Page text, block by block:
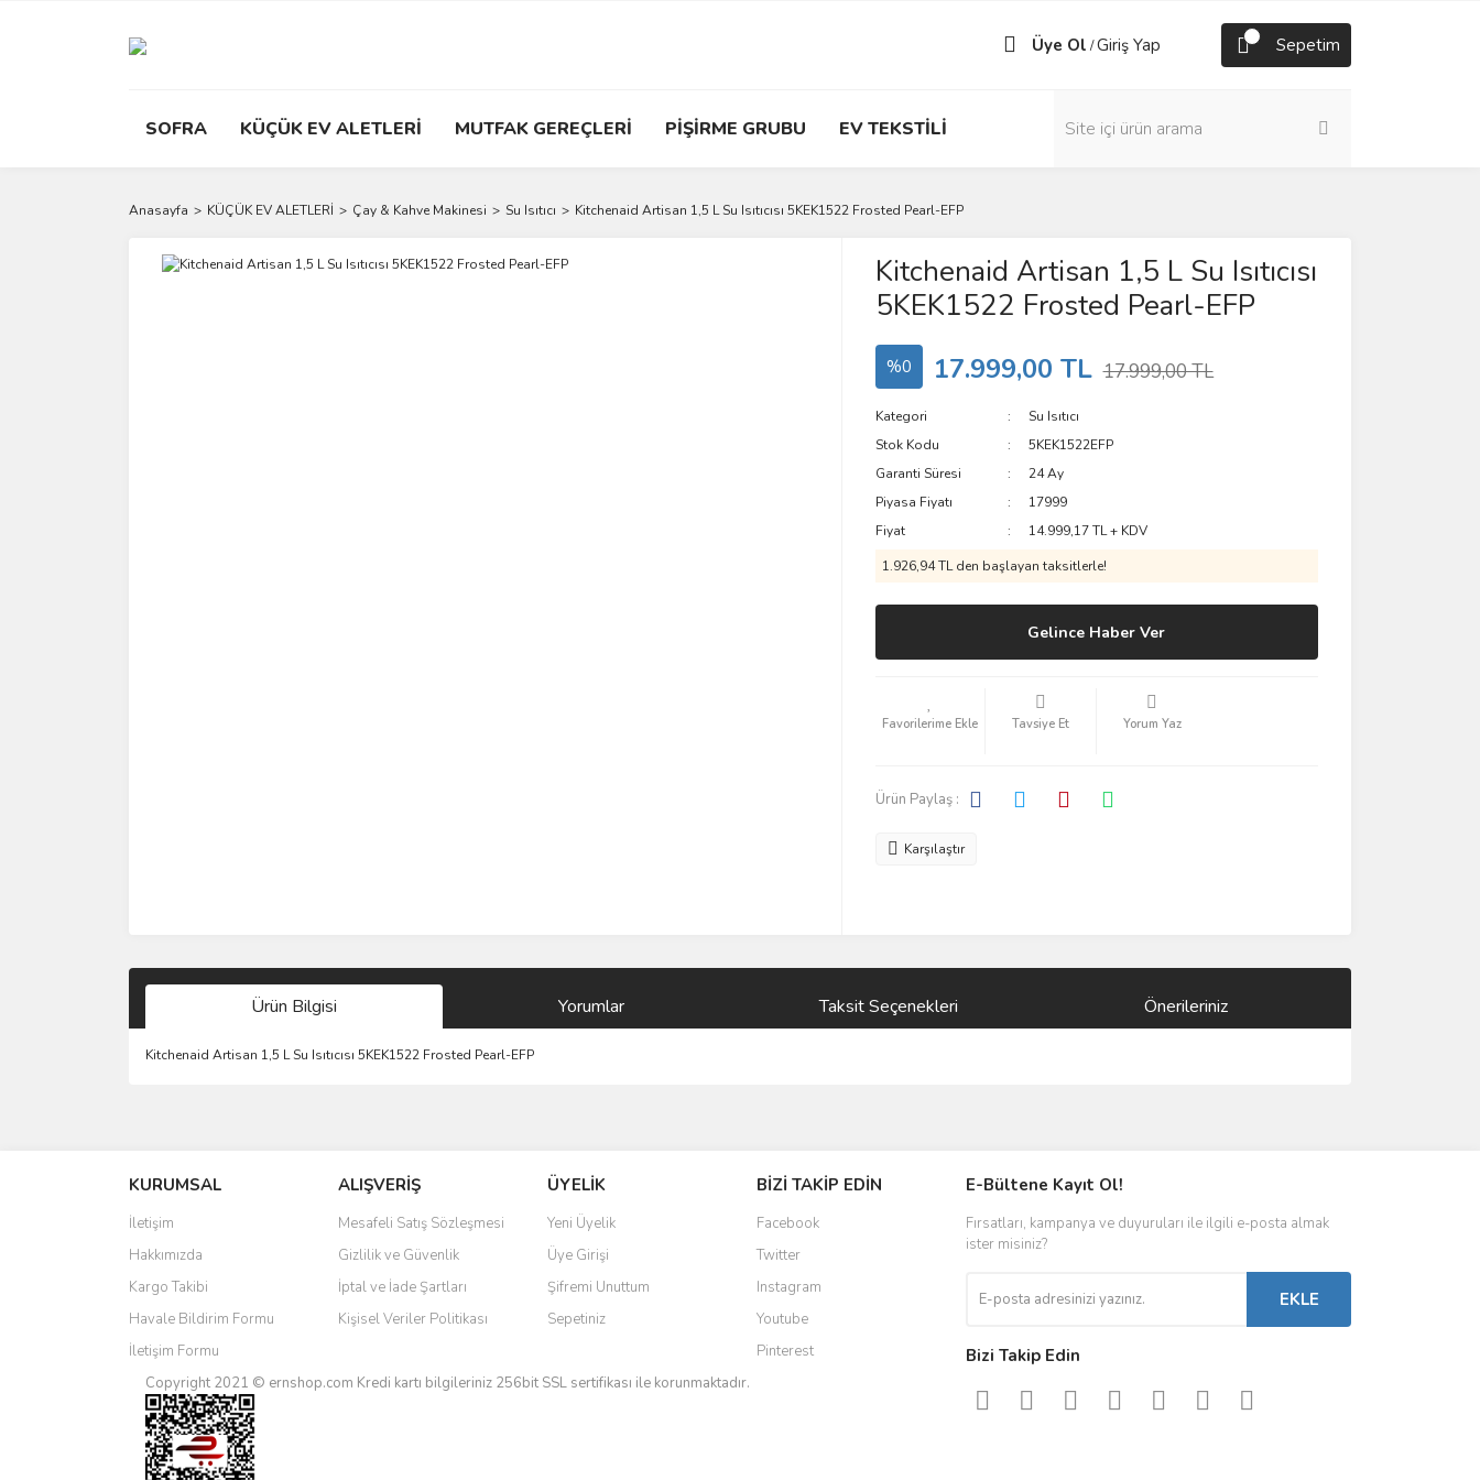
Üye Ol /Giriş Yap Sepetim
SOFRA KÜÇÜK EV ALETLERİ MUTFAK GEREÇLERİ PİŞİRME GRUBU EV TEKSTİLİ
Anasayfa KÜÇÜK EV ALETLERİ Çay & Kahve Makinesi Su Isıtıcı Kitchenaid Artisan 1,5 L Su Isıtıcısı 5KEK1522 Frosted Pearl-EFP
Kitchenaid Artisan 1,5 L Su Isıtıcısı
5KEK1522 Frosted Pearl-EFP
%0 17.999,00 TL 17.999,00 TL
Kategori
Su Isıtıcı
Stok Kodu
5KEK1522EFP
Garanti Süresi
24 Ay
Piyasa Fiyatı
17999
Fiyat
14.999,17 TL + KDV
1.926,94 TL den başlayan taksitlerle!
Gelince Haber Ver
Tavsiye Et Yorum Yaz
Ürün Paylaş :
Karşılaştır
Ürün Bilgisi Yorumlar Taksit Seçenekleri Önerileriniz
Kitchenaid Artisan 1,5 L Su Isıtıcısı 5KEK1522 Frosted Pearl-EFP
Ürün resmi kalitesiz, bozuk veya görüntülenemiyor.
Ürün açıklamasında eksik bilgiler bulunuyor.
Ürün bilgilerinde hatalar bulunuyor.
Ürün fiyatı diğer sitelerden daha pahalı.
Bu ürüne benzer farklı alternatifler olmalı.
KURUMSAL
İletişim
Hakkımızda
Kargo Takibi
Havale Bildirim Formu
İletişim Formu
ALIŞVERİŞ
Mesafeli Satış Sözleşmesi
Gizlilik ve Güvenlik
İptal ve İade Şartları
Kişisel Veriler Politikası
ÜYELİK
Yeni Üyelik
Üye Girişi
Şifremi Unuttum
Sepetiniz
BİZİ TAKİP EDİN
Facebook
Twitter
Instagram
Youtube
Pinterest
Copyright 2021 © ernshop.com Kredi kartı bilgileriniz 256bit SSL sertifikası ile korunmaktadır.
E-Bültene Kayıt Ol!
Fırsatları, kampanya ve duyuruları ile ilgili e-posta almak
ister misiniz?
EKLE
Bizi Takip Edin